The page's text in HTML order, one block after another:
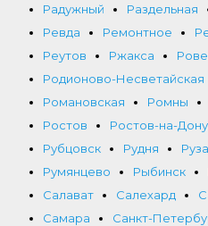
Радужный
Раздельная
Ревда
Ремонтное
Реутов
Ржакса
Родионово-Несветайская
Романовская
Ромны
Ростов
Ростов-на-Дону
Рубцовск
Рудня Руза
Румянцево
Рыбинск
Салават
Салехард
Самара
Санкт-